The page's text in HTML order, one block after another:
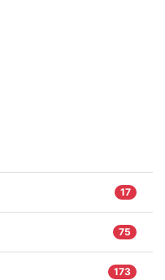
17
75
173